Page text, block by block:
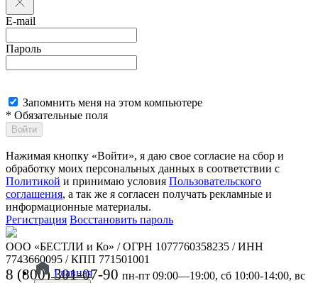
E-mail
Пароль
Запомнить меня на этом компьютере
* Обязательные поля
Войти
Нажимая кнопку «Войти», я даю свое согласие на сбор и
обработку моих персональных данных в соответствии с
Политикой и принимаю условия Пользовательского
соглашения, а так же я согласен получать рекламные и
информационные материалы.
Регистрация Восстановить пароль
ООО «БЕСТЛИ и Ко» / ОГРН 1077760358235 / ИНН
7743660095 / КПП 771501001
8 (800) 301-07-90 пн-пт 09:00—19:00, сб 10:00-14:00, вс
Главная